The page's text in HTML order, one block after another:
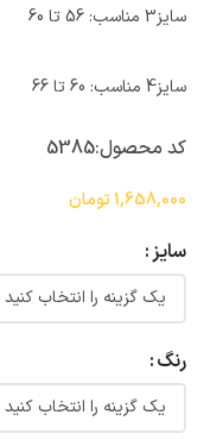
سایز3 مناسب: 56 تا 60
سایز4 مناسب: 60 تا 66
کد محصول:5385
1,658,000تومان
سایز
رنگ